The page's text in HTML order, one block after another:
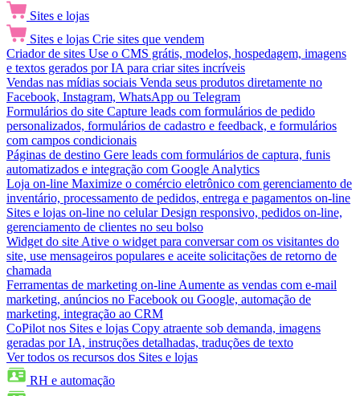
Sites e lojas
Sites e lojas Crie sites que vendem
Criador de sites Use o CMS grátis, modelos, hospedagem, imagens
e textos gerados por IA para criar sites incríveis
Vendas nas mídias sociais Venda seus produtos diretamente no
Facebook, Instagram, WhatsApp ou Telegram
Formulários do site Capture leads com formulários de pedido
personalizados, formulários de cadastro e feedback, e formulários
com campos condicionais
Páginas de destino Gere leads com formulários de captura, funis
automatizados e integração com Google Analytics
Loja on-line Maximize o comércio eletrônico com gerenciamento de
inventário, processamento de pedidos, entrega e pagamentos on-line
Sites e lojas on-line no celular Design responsivo, pedidos on-line,
gerenciamento de clientes no seu bolso
Widget do site Ative o widget para conversar com os visitantes do
site, use mensageiros populares e aceite solicitações de retorno de
chamada
Ferramentas de marketing on-line Aumente as vendas com e-mail
marketing, anúncios no Facebook ou Google, automação de
marketing, integração ao CRM
CoPilot nos Sites e lojas Copy atraente sob demanda, imagens
geradas por IA, instruções detalhadas, traduções de texto
Ver todos os recursos dos Sites e lojas
RH e automação